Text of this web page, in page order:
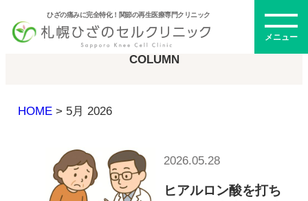
ひざの痛みに完全特化！関節の再生医療専門クリニック
メニュー
メニュー・料金
コラム
COLUMN
HOME> 5月 2026
2026.05.28
ヒアルロン酸を打ち